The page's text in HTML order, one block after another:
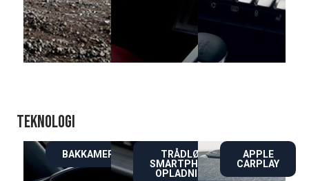
TEKNOLOGI
BAKKAMERA
TRÅDLØS
SMARTPHONE
OPLADNING
APPLE
CARPLAY